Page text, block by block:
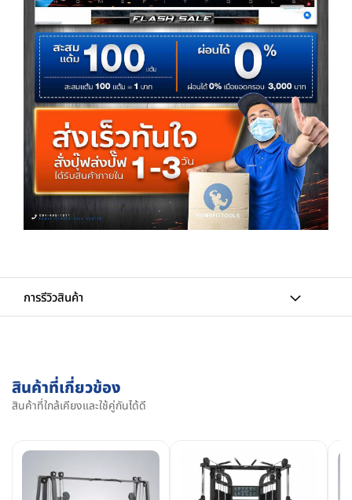
การรีวิวสินค้า
สินค้าที่เกี่ยวข้อง
สินค้าที่ใกล้เคียงและใช้คู่กันได้ดี